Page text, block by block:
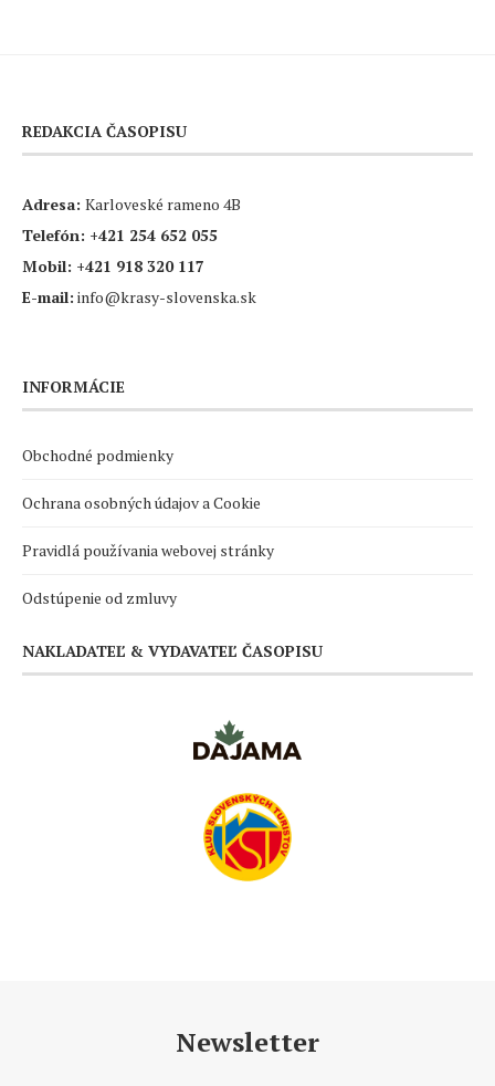
REDAKCIA ČASOPISU
Adresa: Karloveské rameno 4B
Telefón: +421 254 652 055
Mobil: +421 918 320 117
E-mail: info@krasy-slovenska.sk
INFORMÁCIE
Obchodné podmienky
Ochrana osobných údajov a Cookie
Pravidlá používania webovej stránky
Odstúpenie od zmluvy
NAKLADATEĽ & VYDAVATEĽ ČASOPISU
Newsletter